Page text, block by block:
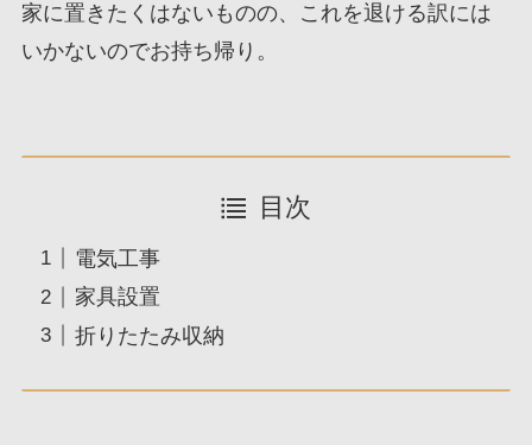
家に置きたくはないものの、これを退ける訳には
いかないのでお持ち帰り。
目次
電気工事
家具設置
折りたたみ収納